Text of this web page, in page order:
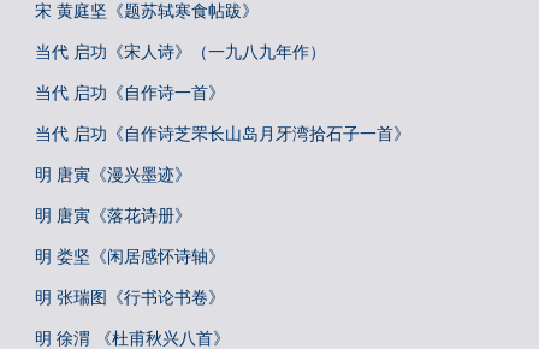
宋 黄庭坚《题苏轼寒食帖跋》
当代 启功《宋人诗》（一九八九年作）
当代 启功《自作诗一首》
当代 启功《自作诗芝罘长山岛月牙湾拾石子一首》
明 唐寅《漫兴墨迹》
明 唐寅《落花诗册》
明 娄坚《闲居感怀诗轴》
明 张瑞图《行书论书卷》
明 徐渭 《杜甫秋兴八首》